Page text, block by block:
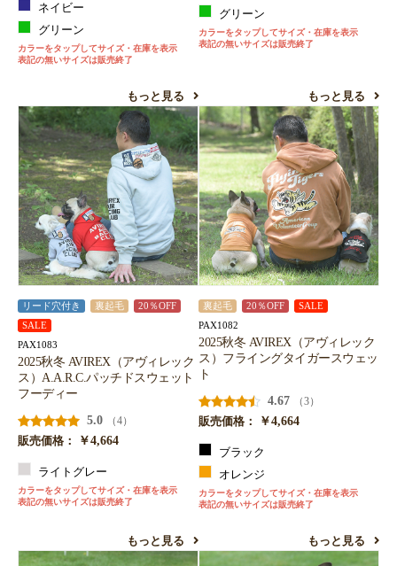
ネイビー
グリーン
カラーをタップしてサイズ・在庫を表示
表記の無いサイズは販売終了
もっと見る
グリーン
カラーをタップしてサイズ・在庫を表示
表記の無いサイズは販売終了
もっと見る
リード穴付き 裏起毛
20％OFF
SALE
PAX1083
2025秋冬 AVIREX（アヴィレック
ス）A.A.R.C.パッチドスウェット
フーディー
5.0
（4）
販売価格：
￥4,664
ライトグレー
カラーをタップしてサイズ・在庫を表示
表記の無いサイズは販売終了
もっと見る
裏起毛 20％OFF SALE
PAX1082
2025秋冬 AVIREX（アヴィレック
ス）フライングタイガースウェッ
ト
4.67
（3）
販売価格：
￥4,664
ブラック
オレンジ
カラーをタップしてサイズ・在庫を表示
表記の無いサイズは販売終了
もっと見る